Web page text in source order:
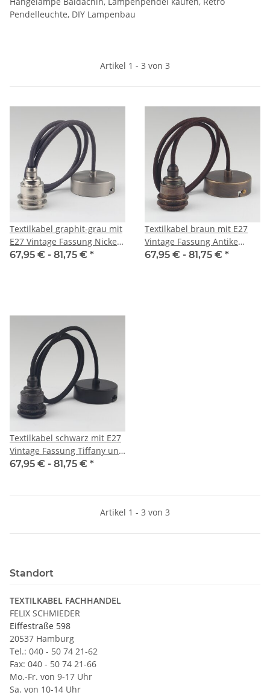
Pendelleuchte, DIY Lampenbau
Artikel 1 - 3 von 3
Textilkabel graphit-grau mit
E27 Vintage Fassung Nickel
matt und Baldachin
67,95 € - 81,75 € *
Textilkabel braun mit E27
Vintage Fassung Antike
Fume und Baldachin
67,95 € - 81,75 € *
Textilkabel schwarz mit E27
Vintage Fassung Tiffany und
Baldachin 80x25mm
67,95 € - 81,75 € *
Artikel 1 - 3 von 3
Standort
TEXTILKABEL FACHHANDEL
FELIX SCHMIEDER
Eiffestraße 598
20537 Hamburg
Tel.: 040 - 50 74 21-62
Fax: 040 - 50 74 21-66
Mo.-Fr. von 9-17 Uhr
Sa. von 10-14 Uhr